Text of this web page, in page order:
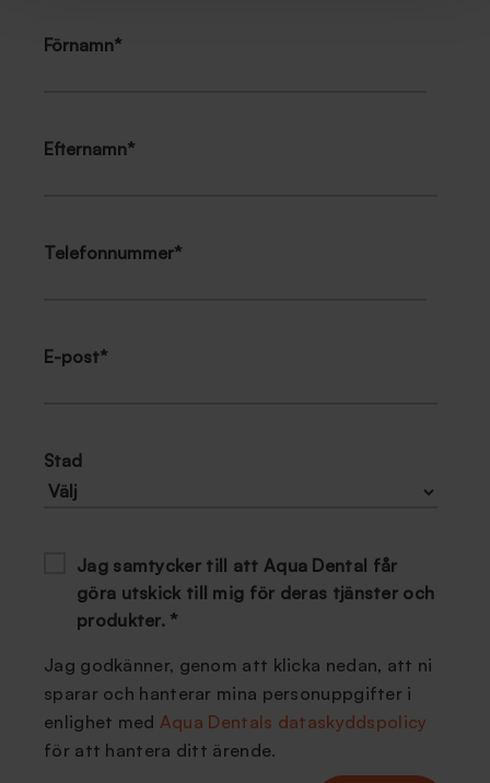
Förnamn*
Efternamn*
Telefonnummer*
E-post*
Stad
Jag samtycker till att Aqua Dental får
göra utskick till mig för deras tjänster och
produkter. *
Jag godkänner, genom att klicka nedan, att ni
sparar och hanterar mina personuppgifter i
enlighet med Aqua Dentals dataskyddspolicy
för att hantera ditt ärende.